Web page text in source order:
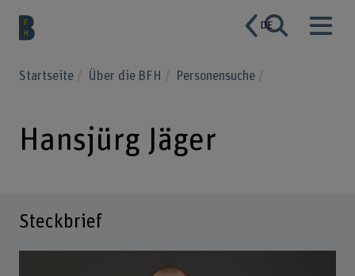
DE
Startseite Über die BFH Personensuche
Hansjürg Jäger
Steckbrief